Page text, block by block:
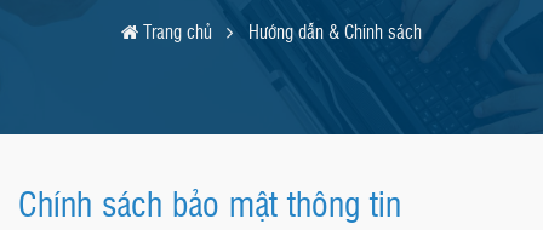
Trang chủ Hướng dẫn & Chính sách
Chính sách bảo mật thông tin